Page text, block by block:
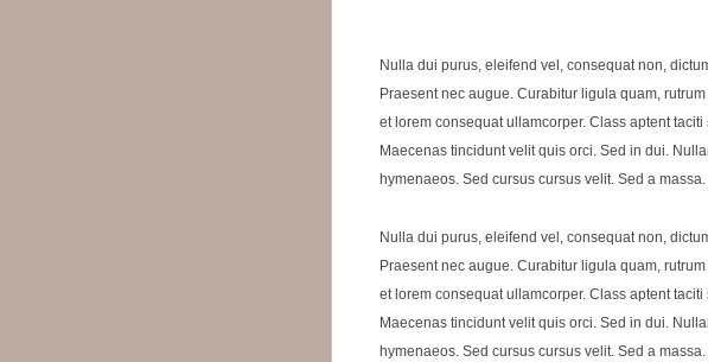
Nulla dui purus, eleifend vel, consequat non,
Praesent nec augue. Curabitur ligula quam,
et lorem consequat ullamcorper. Class aptent
Maecenas tincidunt velit quis orci. Sed in dui.
hymenaeos. Sed cursus cursus velit. Sed a
Nulla dui purus, eleifend vel, consequat non,
Praesent nec augue. Curabitur ligula quam,
et lorem consequat ullamcorper. Class aptent
Maecenas tincidunt velit quis orci. Sed in dui.
hymenaeos. Sed cursus cursus velit. Sed a